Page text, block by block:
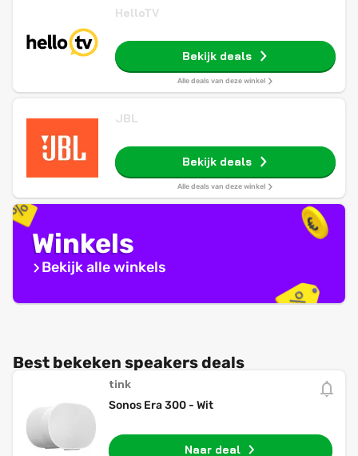
HelloTV
Bekijk deals
Alle deals van deze winkel
JBL
Bekijk deals
Alle deals van deze winkel
Winkels
Bekijk alle winkels
Best bekeken speakers deals
tink
Sonos Era 300 - Wit
Naar deal